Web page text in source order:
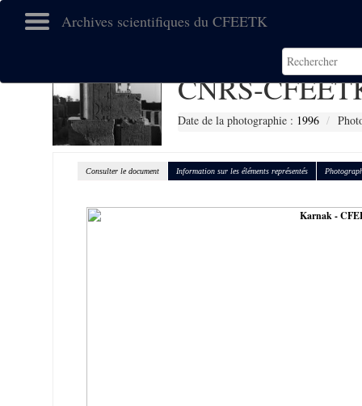
Archives scientifiques du CFEETK
CNRS-
Date de la photographie : 1996
Consulter le document Information sur les éléments représentés